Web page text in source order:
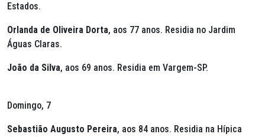
Estados.
Orlanda de Oliveira Dorta, aos 77 anos. Residia no Jardim
Águas Claras.
João da Silva, aos 69 anos. Residia em Vargem-SP.
Domingo, 7
Sebastião Augusto Pereira, aos 84 anos. Residia na Hípica